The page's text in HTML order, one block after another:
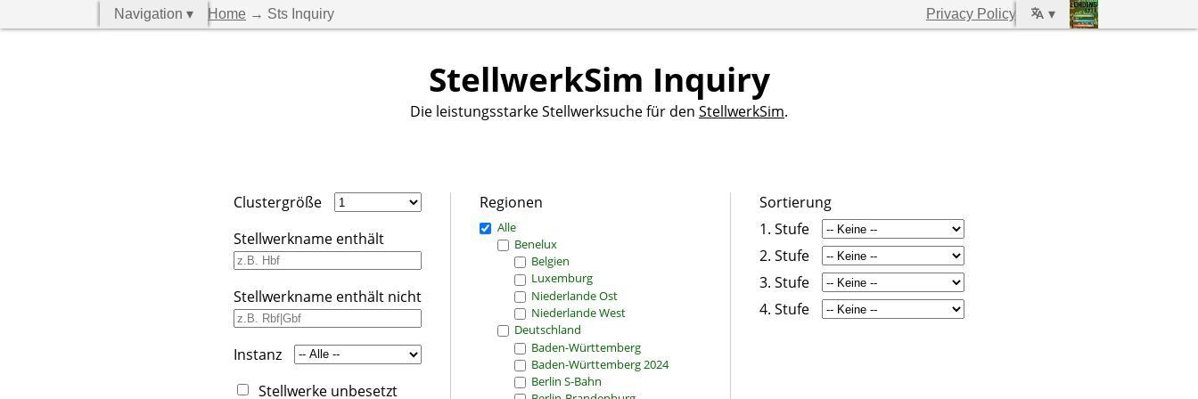
Navigation ▾ Home → Sts Inquiry Privacy Policy ▾
StellwerkSim Inquiry
Die leistungsstarke Stellwerksuche für den StellwerkSim.
Clustergröße
Stellwerkname enthält
Stellwerkname enthält nicht
Instanz
Stellwerke unbesetzt
Regionen
Alle
Benelux
Belgien
Luxemburg
Niederlande Ost
Niederlande West
Deutschland
Baden-Württemberg
Baden-Württemberg 2024
Berlin S-Bahn
Sortierung
1. Stufe
2. Stufe
3. Stufe
4. Stufe